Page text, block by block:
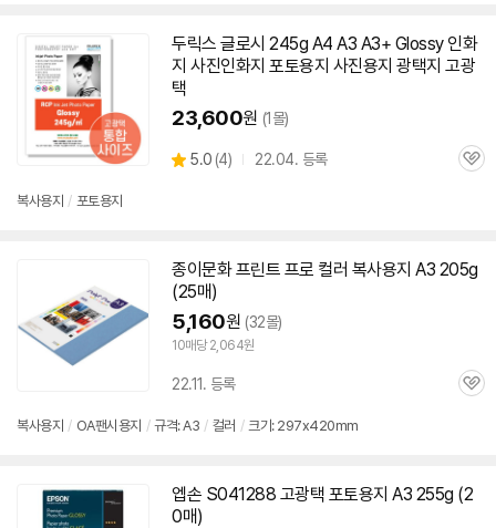
두릭스 글로시 245g A4 A3 A3+ Glossy 인화
지 사진인화지 포토용지 사진용지 광택지 고광
택
23,600원 (1몰)
별
5.0 (상
4) 22.04. 등록
관
복사용지 / 포토용지
종이문화 프린트 프로 컬러 복사용지 A3 205g
(25매)
5,160원 (32몰)
10매당 2,064원
22.11. 등록
관
복사용지 / OA팬시 용지 / 규격:A3 / 컬러 / 크기: 297x420mm
엡손 S041288 고광택 포토용지 A3 255g (2
0매)